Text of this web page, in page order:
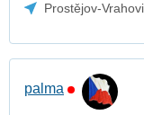
Prostějov-
palma